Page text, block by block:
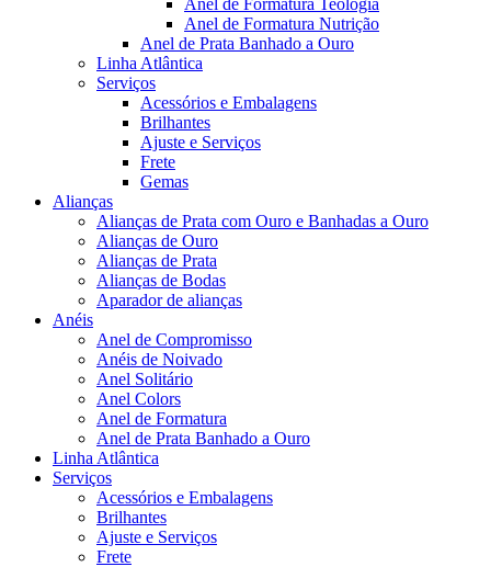
Anel de Formatura Teologia
Anel de Formatura Nutrição
Anel de Prata Banhado a Ouro
Linha Atlântica
Serviços
Acessórios e Embalagens
Brilhantes
Ajuste e Serviços
Frete
Gemas
Alianças
Alianças de Prata com Ouro e Banhadas a Ouro
Alianças de Ouro
Alianças de Prata
Alianças de Bodas
Aparador de alianças
Anéis
Anel de Compromisso
Anéis de Noivado
Anel Solitário
Anel Colors
Anel de Formatura
Anel de Prata Banhado a Ouro
Linha Atlântica
Serviços
Acessórios e Embalagens
Brilhantes
Ajuste e Serviços
Frete